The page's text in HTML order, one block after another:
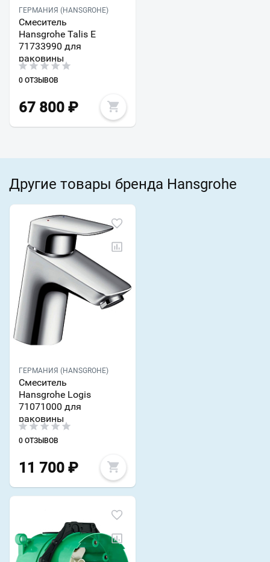
ГЕРМАНИЯ (HANSGROHE)
Смеситель
Hansgrohe Talis E
71733990 для
раковины
0 ОТЗЫВОВ
67 800 ₽
Другие товары бренда Hansgrohe
ГЕРМАНИЯ (HANSGROHE)
Смеситель
Hansgrohe Logis
71071000 для
раковины
0 ОТЗЫВОВ
11 700 ₽